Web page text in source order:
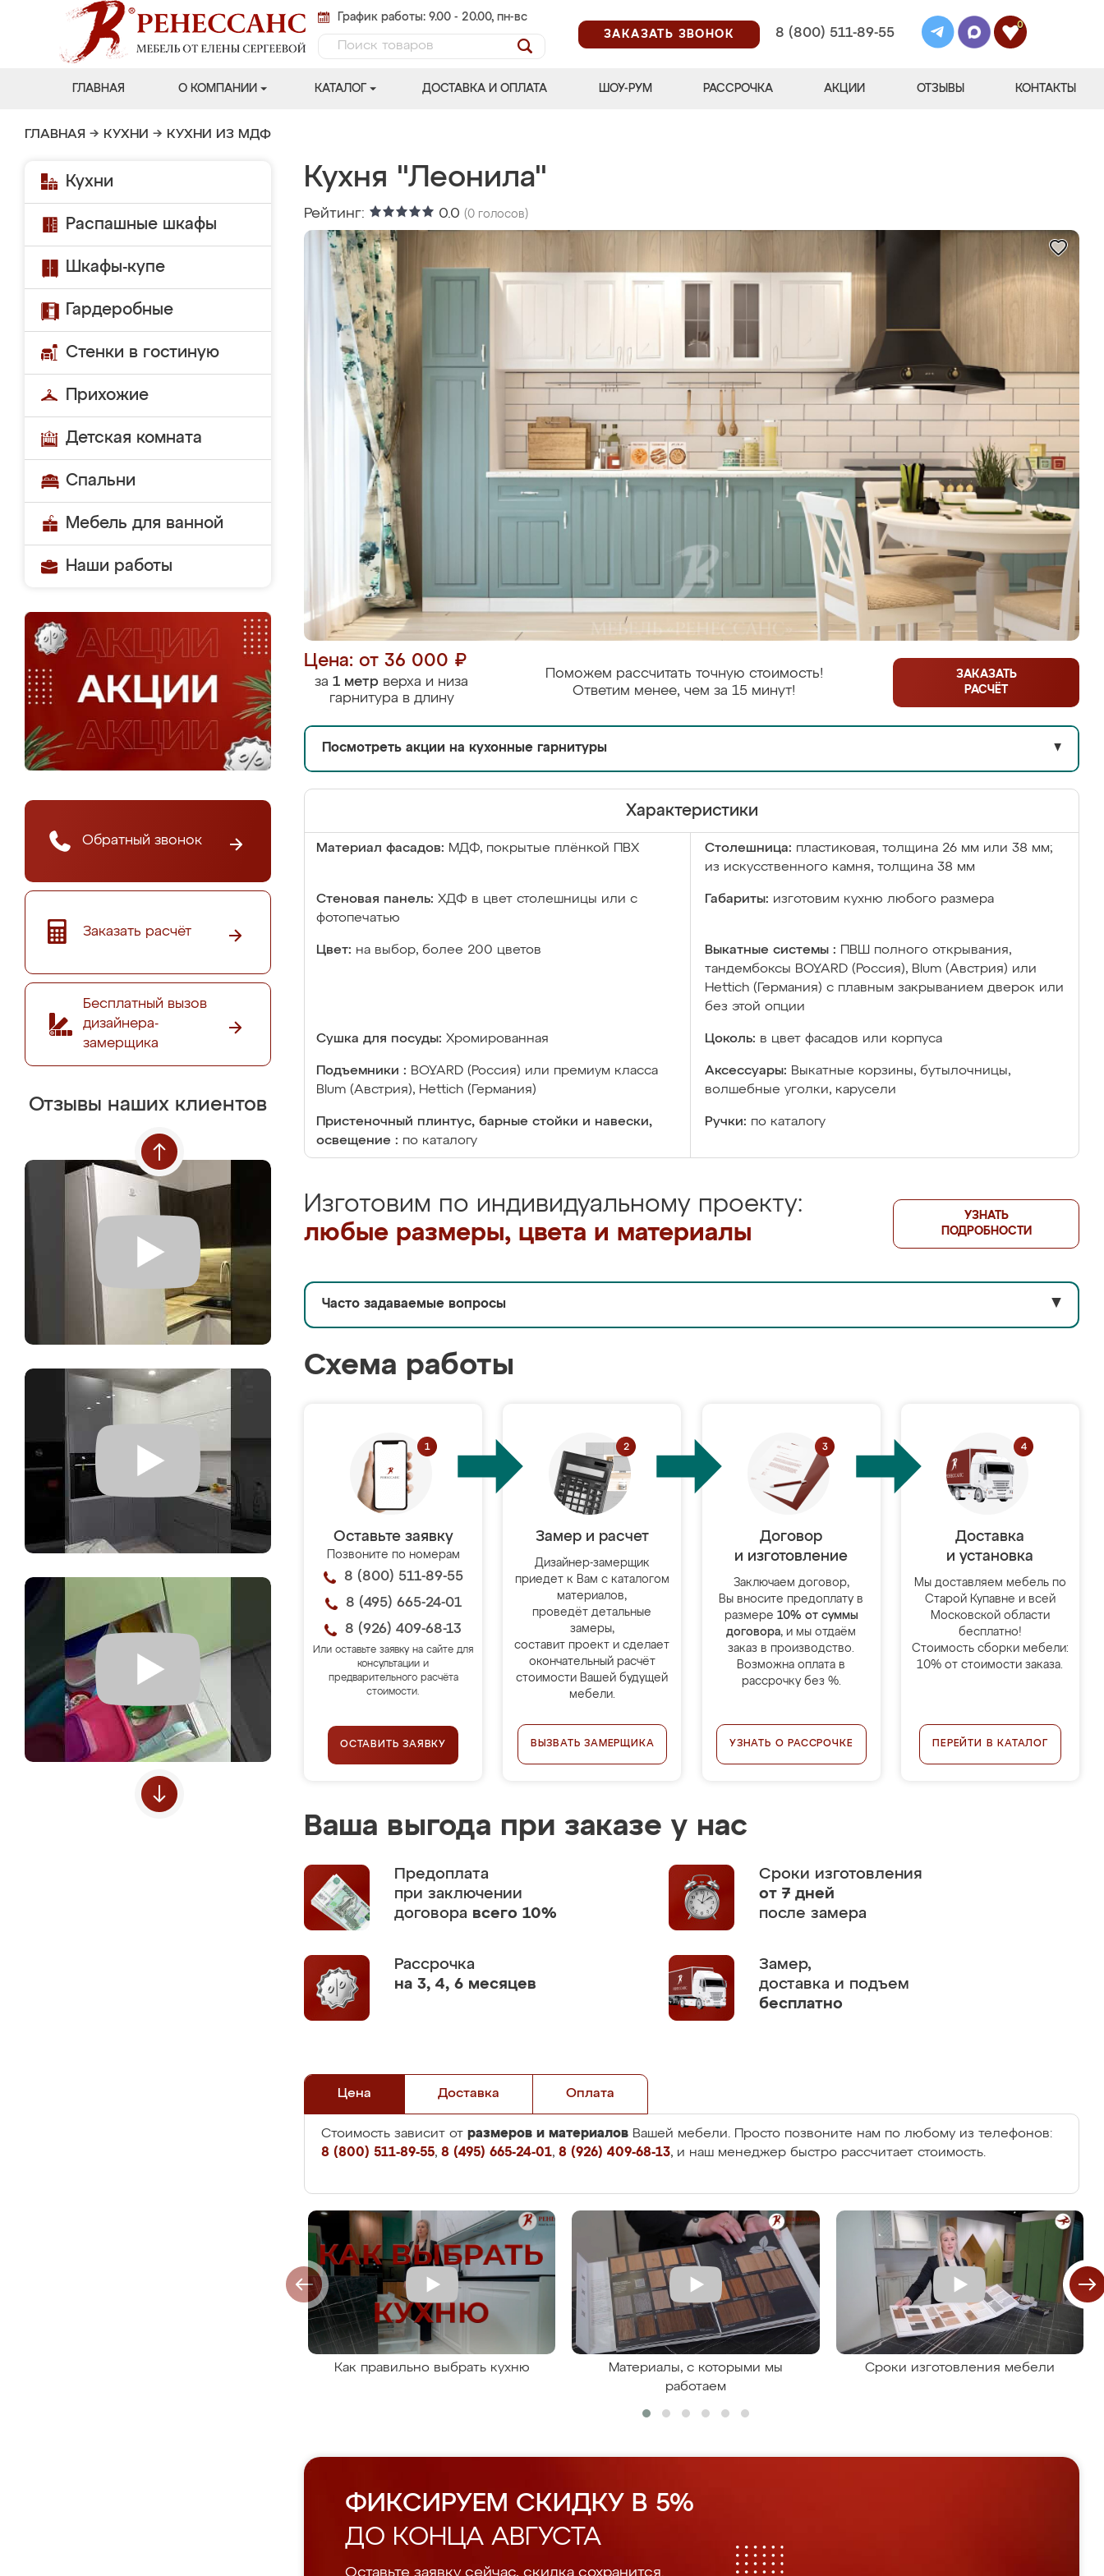
График работы: 9.00 - 20.00, пн-вс
ЗАКАЗАТЬ ЗВОНОК
8 (800) 511-89-55
0
ГЛАВНАЯ О КОМПАНИИ КАТАЛОГ ДОСТАВКА И ОПЛАТА ШОУ-РУМ РАССРОЧКА АКЦИИ ОТЗЫВЫ КОНТАКТЫ
ГЛАВНАЯ → КУХНИ → КУХНИ ИЗ МДФ
Кухни
Распашные шкафы
Шкафы-купе
Гардеробные
Стенки в гостиную
Прихожие
Детская комната
Спальни
Мебель для ванной
Наши работы
Обратный звонок
Заказать расчёт
Бесплатный вызов
дизайнера-
замерщика
Отзывы наших клиентов
Кухня "Леонила"
Рейтинг: 0.0 (0 голосов)
Цена: от 36 000 ₽
за 1 метр верха и низа
гарнитура в длину
Поможем рассчитать точную стоимость!
Ответим менее, чем за 15 минут!
ЗАКАЗАТЬ
РАСЧЁТ
Посмотреть акции на кухонные гарнитуры ▼
Характеристики
Материал фасадов: МДФ, покрытые плёнкой ПВХ Столешница: пластиковая, толщина 26 мм или 38 мм;
из искусственного камня, толщина 38 мм
Стеновая панель: ХДФ в цвет столешницы или с
фотопечатью
Габариты: изготовим кухню любого размера
Цвет: на выбор, более 200 цветов Выкатные системы :
ПВШ полного открывания,
тандембоксы BOYARD (Россия), Blum (Австрия) или
Hettich (Германия) с плавным закрыванием дверок или
без этой опции
Сушка для посуды: Хромированная Цоколь: в цвет фасадов или корпуса
Подъемники : BOYARD (Россия) или премиум класса
Blum (Австрия), Hettich (Германия)
Аксессуары: Выкатные корзины, бутылочницы,
волшебные уголки, карусели
Пристеночный плинтус, барные стойки и навески,
освещение : по каталогу
Ручки: по каталогу
Изготовим по индивидуальному проекту:
любые размеры, цвета и материалы
УЗНАТЬ
ПОДРОБНОСТИ
Часто задаваемые вопросы ▼
Схема работы
Оставьте заявку
Позвоните по номерам
8 (800) 511-89-55
8 (495) 665-24-01
8 (926) 409-68-13
Или оставьте заявку на сайте для
консультации и
предварительного расчёта
стоимости.
ОСТАВИТЬ ЗАЯВКУ
Замер и расчет
Дизайнер-замерщик
приедет к Вам с каталогом
материалов,
проведёт детальные
замеры,
составит проект и сделает
окончательный расчёт
стоимости Вашей будущей
мебели.
ВЫЗВАТЬ ЗАМЕРЩИКА
Договор
и изготовление
Заключаем договор,
Вы вносите предоплату в
размере 10% от суммы
договора, и мы отдаём
заказ в производство.
Возможна оплата в
рассрочку без %.
УЗНАТЬ О РАССРОЧКЕ
Доставка
и установка
Мы доставляем мебель по
Старой Купавне и всей
Московской области
бесплатно!
Стоимость сборки мебели:
10% от стоимости заказа.
ПЕРЕЙТИ В КАТАЛОГ
Ваша выгода при заказе у нас
Предоплата
при заключении
договора всего 10%
Сроки изготовления
от 7 дней
после замера
Рассрочка
на 3, 4, 6 месяцев
Замер,
доставка и подъем
бесплатно
Цена Доставка Оплата
Стоимость зависит от размеров и материалов Вашей мебели. Просто позвоните нам по любому из телефонов:
8 (800) 511-89-55, 8 (495) 665-24-01, 8 (926) 409-68-13, и наш менеджер быстро рассчитает стоимость.
Как правильно выбрать кухню
Материалы, с которыми мы
работаем
Сроки изготовления мебели
ФИКСИРУЕМ СКИДКУ В 5%
ДО КОНЦА АВГУСТА
Оставьте заявку сейчас, скидка сохранится.